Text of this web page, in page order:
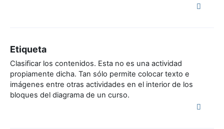
Etiqueta
Clasificar los contenidos. Esta no es una actividad
propiamente dicha. Tan sólo permite colocar texto e
imágenes entre otras actividades en el interior de los
bloques del diagrama de un curso.